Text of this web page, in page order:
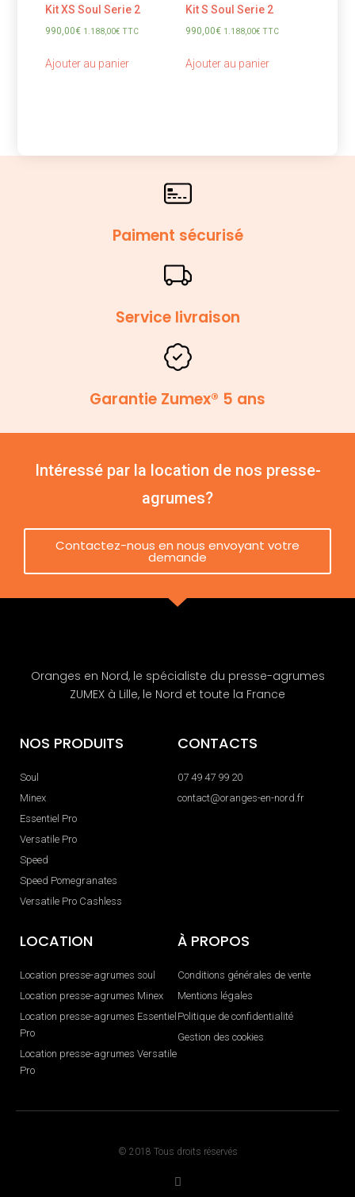
Kit XS Soul Serie 2
990,00€ 1.188,00€ TTC
Ajouter au panier
Kit S Soul Serie 2
990,00€ 1.188,00€ TTC
Ajouter au panier
Paiment sécurisé
Service livraison
Garantie Zumex® 5 ans
Intéressé par la location de nos presse-
agrumes?
Contactez-nous en nous envoyant votre
demande
Oranges en Nord, le spécialiste du presse-agrumes
ZUMEX à Lille, le Nord et toute la France
NOS PRODUITS
Soul
Minex
Essentiel Pro
Versatile Pro
Speed
Speed Pomegranates
Versatile Pro Cashless
CONTACTS
07 49 47 99 20
contact@oranges-en-nord.fr
LOCATION
Location presse-agrumes soul
Location presse-agrumes Minex
Location presse-agrumes Essentiel
Pro
Location presse-agrumes Versatile
Pro
À PROPOS
Conditions générales de vente
Mentions légales
Politique de confidentialité
Gestion des cookies
© 2018 Tous droits réservés